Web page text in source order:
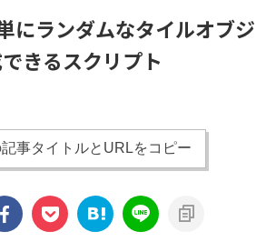
にランダムなタイルオブジ
きるスクリプト
記事タイトルとURLをコピー